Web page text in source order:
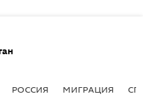
РОССИЯ МИГРАЦИЯ